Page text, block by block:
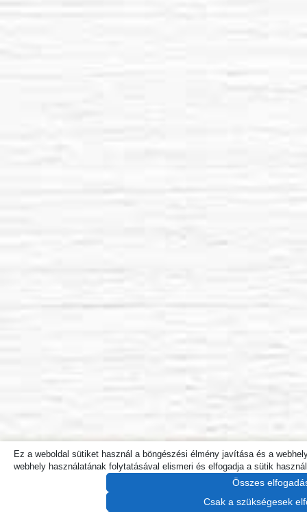
Ez a weboldal sütiket használ a böngészési élmény javítása és a
webhely használatának folytatásával elismeri és elfogadja a sütik
Összes
Csak a szükségesek